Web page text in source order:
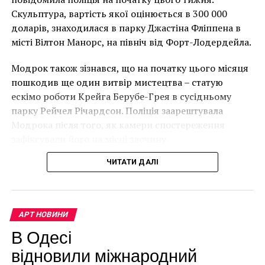
работы будут завершены уже к 2024 году.
Эйфелева башня, июль 1888
року. (Фото Джастіна Талліса / AFP)
В інтерв’ю “Таймс” пан Куттс сказав:
“Спочатку це було
неймовірно, але з
розвитком подій це
стало надзвичайно
впевнений, що Бенксі
усвідомлює
непередбачувані
наслідки для власників
будинків. Якби ми
могли повернути час
Скульптура, вартість якої оцінюється в 300 000
доларів, знаходилася в парку Джастіна Фліппена в
місті Вілтон Манорс, на північ від Форт-Лодердейла.
Модрок також зізнався, що на початку цього місяця
пошкодив ще один витвір мистецтва – статую
ескімо роботи Крейга Берубе-Грея в сусідньому
парку Рейчел Річардсон. Поліція заарештувала
Модрока після того, як камери спостереження
ЧИТАТИ ДАЛІ
АРТ НОВИНИ
В Одесі
відновили міжнародний